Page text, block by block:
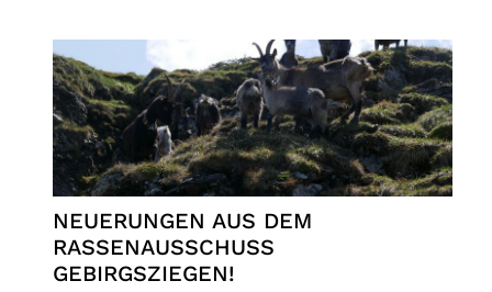
NEUERUNGEN AUS DEM
RASSENAUSSCHUSS
GEBIRGSZIEGEN!